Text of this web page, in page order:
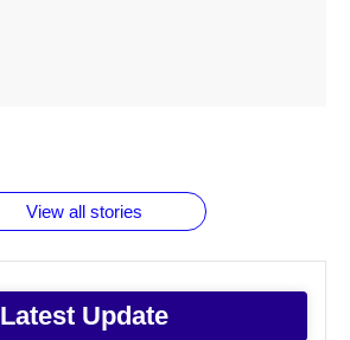
View all stories
Latest Update